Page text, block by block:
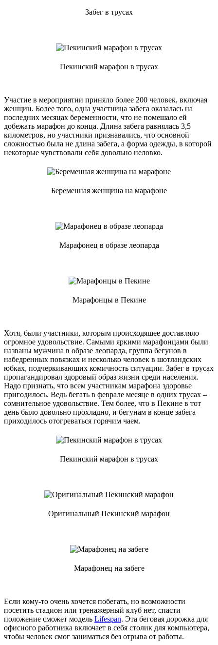
Забег в трусах
Пекинский марафон в трусах
Участие в мероприятии приняло более 200 человек, включая
женщин. Более того, одна участница забега оказалась на
последних месяцах беременности, что не помешало ей
добежать марафон до конца. Длина забега равнялась 3,5
километров, но участники признавались, что основной
сложностью была не длина забега, а форма одежды, в которой
некоторые чувствовали себя довольно неловко.
Беременная женщина на марафоне
Марафонец в образе леопарда
Марафонцы в Пекине
Хотя, были участники, которым происходящее доставляло
огромное удовольствие. Самыми яркими марафонцами были
названы мужчина в образе леопарда, группа бегунов в
набедренных повязках и несколько человек в шотландских
юбках, подчеркивающих комичность ситуации. Забег в трусах
пропагандировал здоровый образ жизни среди населения.
Надо признать, что всем участникам марафона здоровье
пригодилось. Ведь бегать в феврале месяце в одних трусах –
сомнительное удовольствие. Тем более, что в Пекине в тот
день было довольно прохладно, и бегунам в конце забега
приходилось отогреваться горячим чаем.
Пекинский марафон в трусах
Оригинальный Пекинский марафон
Марафонец на забеге
Если кому-то очень хочется побегать, но возможности
посетить стадион или тренажерный клуб нет, спасти
положение сможет модель Lifespan. Эта беговая дорожка для
офисного работника включает в себя столик для компьютера,
чтобы человек смог заниматься без отрыва от работы.